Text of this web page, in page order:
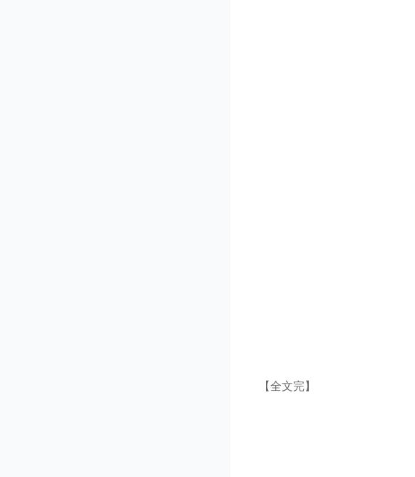
【全文完】